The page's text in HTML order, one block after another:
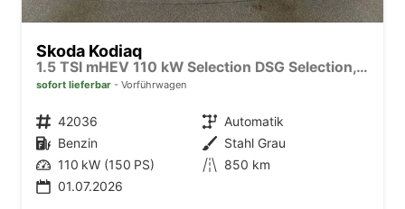
Skoda Kodiaq
1.5 TSI mHEV 110 kW Selection DSG Selection, AHK, Navi, Side, Kamera, Winter, 4 J.- Garantie
sofort lieferbar Vorführwagen
Fahrzeugnr. 42036 Getriebe Automatik
Kraftstoff Benzin Außenfarbe Stahl Grau
Leistung 110 kW (150 PS) Kilometerstand 850 km
01.07.2026